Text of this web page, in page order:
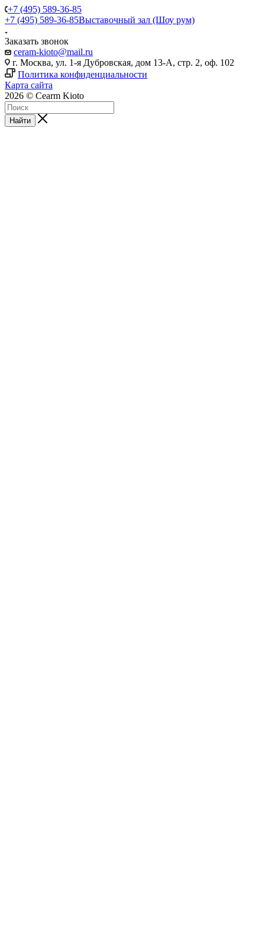
+7 (495) 589-36-85
+7 (495) 589-36-85Выставочный зал (Шоу рум)
Заказать звонок
ceram-kioto@mail.ru
г. Москва, ул. 1-я Дубровская, дом 13-А, стр. 2, оф. 102
Политика конфиденциальности
Карта сайта
2026 © Cearm Kioto
Найти